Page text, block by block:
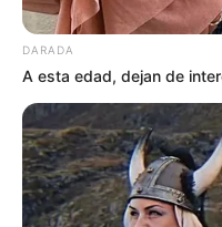
DARADA
A esta edad, dejan de